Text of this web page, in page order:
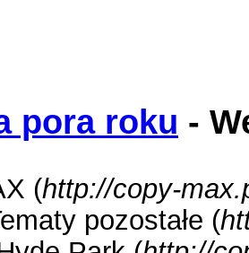
pora roku -
(http://copy-
pozostałe (